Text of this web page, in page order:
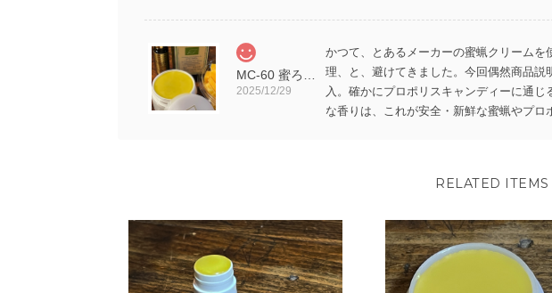
2025/12/29
かつて、とあるメーカーの蜜蝋クリーム
理、と、避けてきました。今回偶然商品
入。確かにプロポリスキャンディーに通
な香りは、これが安全・新鮮な蜜蝋やプ
RELATED ITEMS